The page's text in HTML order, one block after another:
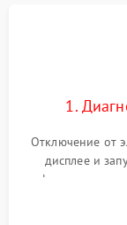
1.
Отключение от
дисплее и
фильтра,
неисправностях